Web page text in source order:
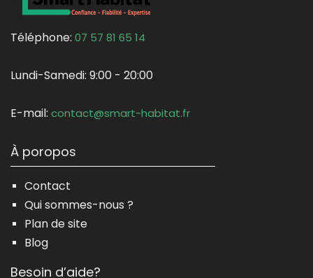
Téléphone: 07 57 81 65 14
Lundi-Samedi: 9:00 - 20:00
E-mail: contact@smart-habitat.fr
À poropos
Contact
Qui sommes-nous ?
Plan de site
Blog
Besoin d’aide?